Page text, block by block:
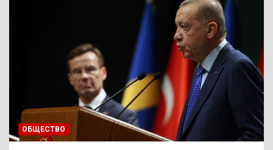
ОБЩЕСТВО